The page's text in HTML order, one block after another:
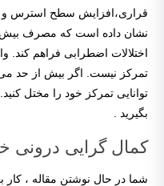
قراری،افزایش سطح استرس و
نشان داده است که مصرف بیش
اختلالات اضطرابی فراهم کند.
تمرکز نیست. اگر بیش از حد می
توانایی تمرکز خود را مختل
بگیرید .
کمال گرایی درونی
شما در حال نوشتن مقاله ،